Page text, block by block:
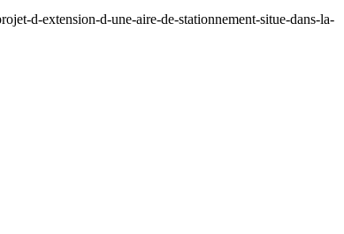
d-extension-d-une-aire-de-stationnement-situe-dans-la-